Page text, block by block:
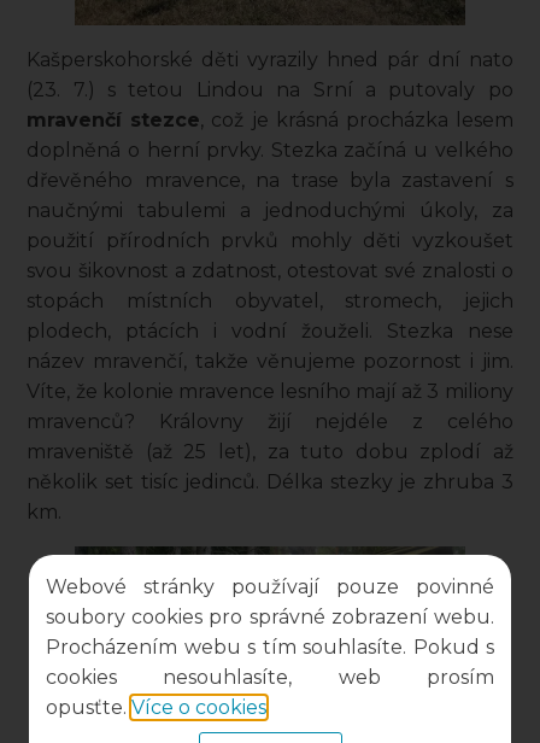
Kašperskohorské děti vyrazily hned pár dní nato
(23. 7.) s tetou Lindou na Srní a putovaly po
mravenčí stezce, což je krásná procházka lesem
doplněná o herní prvky. Stezka začíná u velkého
dřevěného mravence, na trase byla zastavení s
naučnými tabulemi a jednoduchými úkoly, za
použití přírodních prvků mohly děti vyzkoušet
svou šikovnost a zdatnost, otestovat své znalosti o
stopách místních obyvatel, stromech, jejich
plodech, ptácích i vodní žouželi. Stezka nese
název mravenčí, takže věnujeme pozornost i jim.
Víte, že kolonie mravence lesního mají až 3 miliony
mravenců? Královny žijí nejdéle z celého
mraveniště (až 25 let), za tuto dobu zplodí až
několik set tisíc jedinců. Délka stezky je zhruba 3
km.
Webové stránky používají pouze povinné
soubory cookies pro správné zobrazení webu.
Procházením webu s tím souhlasíte. Pokud s
cookies nesouhlasíte, web prosím
opusťte. Více o cookies